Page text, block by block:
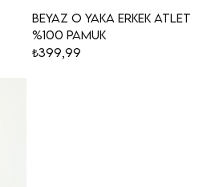
Beyaz O Yaka Erkek Atlet
%100 Pamuk
₺399,99